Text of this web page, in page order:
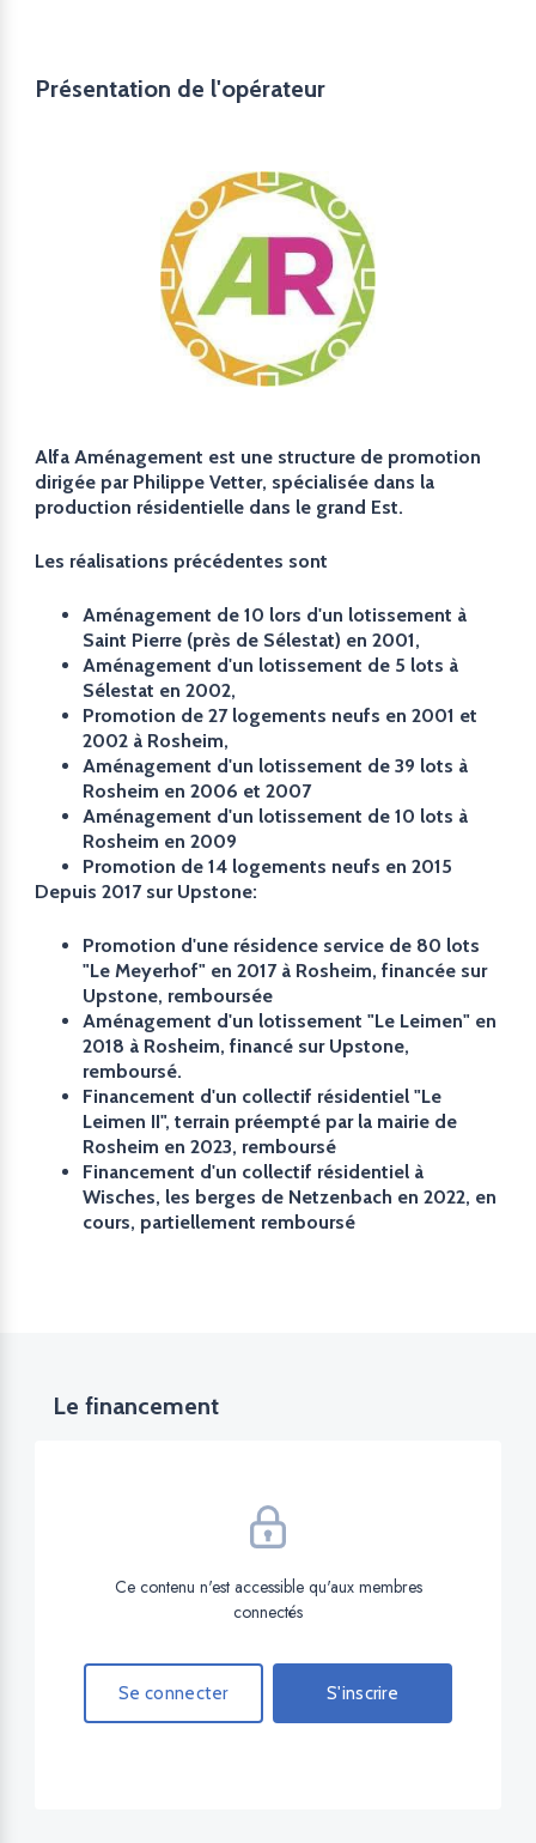
Présentation de l'opérateur
Alfa Aménagement est une structure de promotion
dirigée par Philippe Vetter, spécialisée dans la
production résidentielle dans le grand Est.
Les réalisations précédentes sont
Aménagement de 10 lors d'un lotissement à
Saint Pierre (près de Sélestat) en 2001,
Aménagement d'un lotissement de 5 lots à
Sélestat en 2002,
Promotion de 27 logements neufs en 2001 et
2002 à Rosheim,
Aménagement d'un lotissement de 39 lots à
Rosheim en 2006 et 2007
Aménagement d'un lotissement de 10 lots à
Rosheim en 2009
Promotion de 14 logements neufs en 2015
Depuis 2017 sur Upstone:
Promotion d'une résidence service de 80 lots
"Le Meyerhof" en 2017 à Rosheim, financée sur
Upstone, remboursée
Aménagement d'un lotissement "Le Leimen" en
2018 à Rosheim, financé sur Upstone,
remboursé.
Financement d'un collectif résidentiel "Le
Leimen II", terrain préempté par la mairie de
Rosheim en 2023, remboursé
Financement d'un collectif résidentiel à
Wisches, les berges de Netzenbach en 2022, en
cours, partiellement remboursé
Le financement
Ce contenu n'est accessible qu'aux membres
connectés
Se connecter S'inscrire